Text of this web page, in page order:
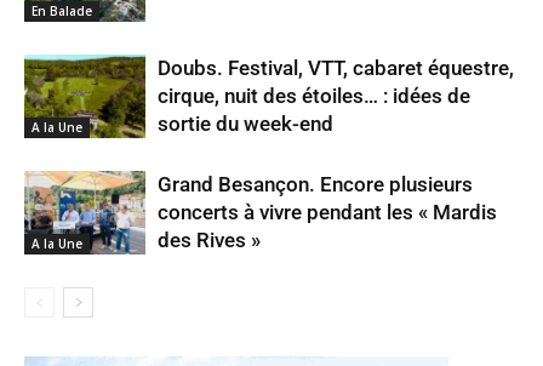
En Balade
A la Une
Doubs. Festival, VTT, cabaret équestre,
cirque, nuit des étoiles… : idées de
sortie du week-end
A la Une
Grand Besançon. Encore plusieurs
concerts à vivre pendant les « Mardis
des Rives »